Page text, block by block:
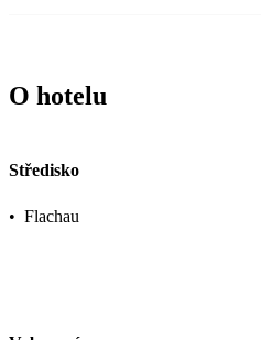
O hotelu
Středisko
• Flachau